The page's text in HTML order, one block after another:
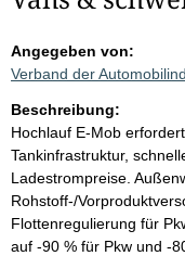
Angegeben von:
Verband der
Beschreibung:
Hochlauf E-Mob
Tankinfrastruktur,
Ladestrompreise.
Rohstoff-/
Flottenregulierung für
auf -90 % für Pkw und -